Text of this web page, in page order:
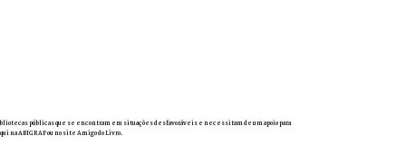
públicas que se encontram em situações desfavoráveis e necessitam de um apoio para
na ABIGRAF ou no site Amigo do Livro.